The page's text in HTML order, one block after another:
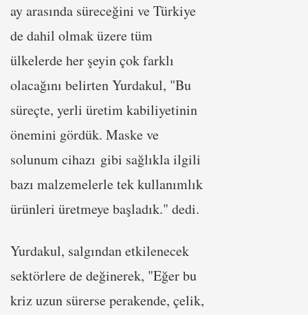
ay arasında süreceğini ve Türkiye
de dahil olmak üzere tüm
ülkelerde her şeyin çok farklı
olacağını belirten Yurdakul, "Bu
süreçte, yerli üretim kabiliyetinin
önemini gördük. Maske ve
solunum cihazı gibi sağlıkla ilgili
bazı malzemelerle tek kullanımlık
ürünleri üretmeye başladık." dedi.
Yurdakul, salgından etkilenecek
sektörlere de değinerek, "Eğer bu
kriz uzun sürerse perakende, çelik,